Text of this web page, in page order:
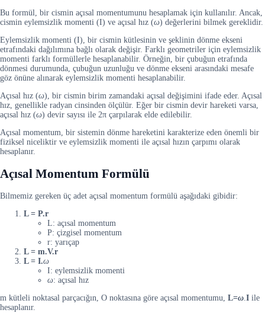
Bu formül, bir cismin açısal momentumunu hesaplamak için kullanılır. Ancak,
cismin eylemsizlik momenti (I) ve açısal hız (ω) değerlerini bilmek gereklidir.
Eylemsizlik momenti (I), bir cismin kütlesinin ve şeklinin dönme ekseni
etrafındaki dağılımına bağlı olarak değişir. Farklı geometriler için eylemsizlik
momenti farklı formüllerle hesaplanabilir. Örneğin, bir çubuğun etrafında
dönmesi durumunda, çubuğun uzunluğu ve dönme ekseni arasındaki mesafe
göz önüne alınarak eylemsizlik momenti hesaplanabilir.
Açısal hız (ω), bir cismin birim zamandaki açısal değişimini ifade eder. Açısal
hız, genellikle radyan cinsinden ölçülür. Eğer bir cismin devir hareketi varsa,
açısal hız (ω) devir sayısı ile 2π çarpılarak elde edilebilir.
Açısal momentum, bir sistemin dönme hareketini karakterize eden önemli bir
fiziksel niceliktir ve eylemsizlik momenti ile açısal hızın çarpımı olarak
hesaplanır.
Açısal Momentum Formülü
Bilmemiz gereken üç adet açısal momentum formülü aşağıdaki gibidir:
L = P.r
L: açısal momentum
P: çizgisel momentum
r: yarıçap
L = m.V.r
L = I.ω
I: eylemsizlik momenti
ω: açısal hız
m kütleli noktasal parçacığın, O noktasına göre açısal momentumu, L=ω.I ile
hesaplanır.